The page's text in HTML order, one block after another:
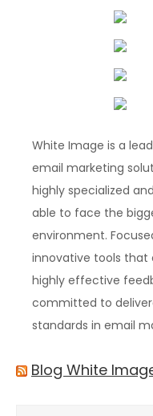
White Image is a
email marketing
highly specialized
able to face the
environment.
innovative tools that
highly effective
committed to
standards in email
Blog White